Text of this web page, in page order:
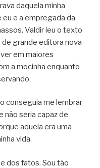
daquela minha
eu e a empregada da
Valdir leu o texto
grande editora nova-
em maiores
a mocinha enquanto
conseguia me lembrar
não seria capaz de
aquela era uma
vida.
dos fatos. Sou tão